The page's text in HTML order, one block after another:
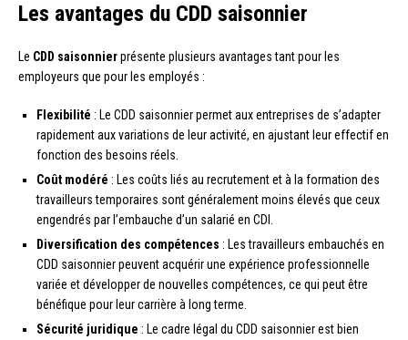
Les avantages du CDD saisonnier
Le CDD saisonnierprésente plusieurs avantages tant pour les
employeurs que pour les employés :
Flexibilité : Le CDD saisonnier permet aux entreprises de s’adapter
rapidement aux variations de leur activité, en ajustant leur effectif en
fonction des besoins réels.
Coût modéré : Les coûts liés au recrutement et à la formation des
travailleurs temporaires sont généralement moins élevés que ceux
engendrés par l’embauche d’un salarié en CDI.
Diversification des compétences : Les travailleurs embauchés en
CDD saisonnier peuvent acquérir une expérience professionnelle
variée et développer de nouvelles compétences, ce qui peut être
bénéfique pour leur carrière à long terme.
Sécurité juridique : Le cadre légal du CDD saisonnier est bien